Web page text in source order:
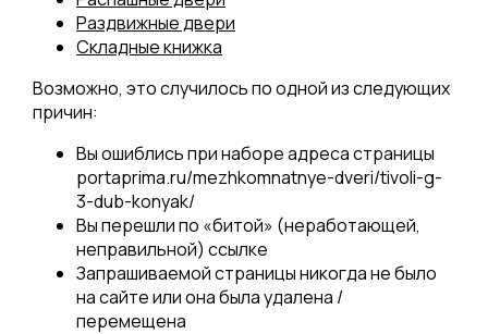
Раздвижные двери
Складные книжка
Возможно, это случилось по одной из следующих
причин:
Вы ошиблись при наборе адреса страницы
portaprima.ru/mezhkomnatnye-dveri/tivoli-g-
3-dub-konyak/
Вы перешли по «битой» (неработающей,
неправильной) ссылке
Запрашиваемой страницы никогда не было
на сайте или она была удалена /
перемещена